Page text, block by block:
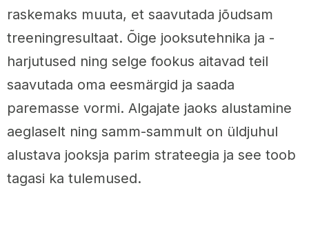
raskemaks muuta, et saavutada jõudsam
treeningresultaat. Õige jooksutehnika ja -
harjutused ning selge fookus aitavad teil
saavutada oma eesmärgid ja saada
paremasse vormi. Algajate jaoks alustamine
aeglaselt ning samm-sammult on üldjuhul
alustava jooksja parim strateegia ja see toob
tagasi ka tulemused.